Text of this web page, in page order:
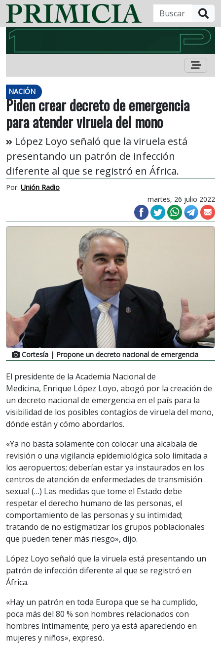
NACIÓN
Piden crear decreto de emergencia
para atender viruela del mono
López Loyo señaló que la viruela está
presentando un patrón de infección
diferente al que se registró en África.
Por: Unión Radio
martes, 26 julio 2022
Cortesía | Propone un decreto nacional de emergencia
El presidente de la Academia Nacional de
Medicina, Enrique López Loyo, abogó por la creación de
un decreto nacional de emergencia en el país para la
visibilidad de los posibles contagios de viruela del mono,
dónde están y cómo abordarlos.
«Ya no basta solamente con colocar una alcabala de
revisión o una vigilancia epidemiológica solo limitada a
los aeropuertos; deberían estar ya instaurados en los
centros de atención de enfermedades de transmisión
sexual (…) Las medidas que tome el Estado debe
respetar el derecho humano de las personas, el
comportamiento de las personas y su intimidad;
tratando de no estigmatizar los grupos poblacionales
que pueden tener más riesgo», dijo.
López Loyo señaló que la viruela está presentando un
patrón de infección diferente al que se registró en
África.
«Hay un patrón en toda Europa que se ha cumplido,
poca más del 80 % son hombres relacionados con
hombres íntimamente; pero ya está apareciendo en
mujeres y niños», expresó.